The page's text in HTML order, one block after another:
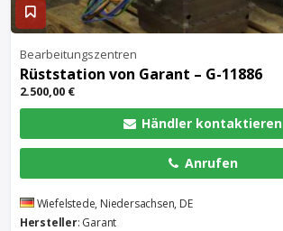
Bearbeitungszentren
Rüststation von Garant – G-11886
2.500,00 €
Händler kontaktieren
Anrufen
Wiefelstede, Niedersachsen, DE
Hersteller: Garant